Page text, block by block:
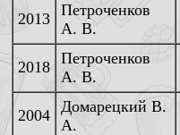
2013 Петроченков
А. В.
2018 Петроченков
А. В.
2004 Домарецкий В.
А.